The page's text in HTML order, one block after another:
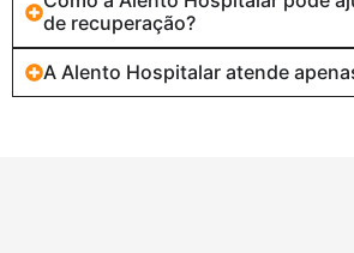
de recuperação?
A Alento Hospitalar atende